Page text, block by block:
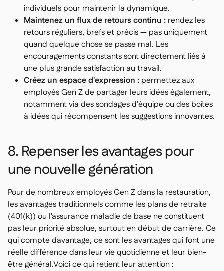
individuels pour maintenir la dynamique.
Maintenez un flux de retours continu : rendez les
retours réguliers, brefs et précis — pas uniquement
quand quelque chose se passe mal. Les
encouragements constants sont directement liés à
une plus grande satisfaction au travail.
Créez un espace d'expression : permettez aux
employés Gen Z de partager leurs idées également,
notamment via des sondages d'équipe ou des boîtes
à idées qui récompensent les suggestions innovantes.
8. Repenser les avantages pour
une nouvelle génération
Pour de nombreux employés Gen Z dans la restauration,
les avantages traditionnels comme les plans de retraite
(401(k)) ou l'assurance maladie de base ne constituent
pas leur priorité absolue, surtout en début de carrière. Ce
qui compte davantage, ce sont les avantages qui font une
réelle différence dans leur vie quotidienne et leur bien-
être général.Voici ce qui retient leur attention :